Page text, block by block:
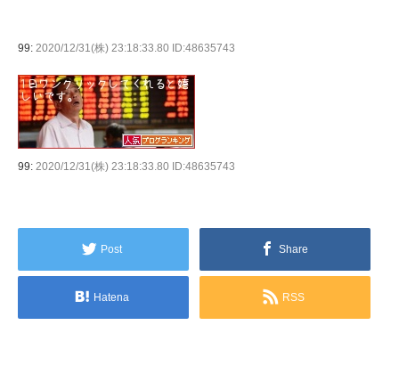
99: 2020/12/31(株) 23:18:33.80 ID:48635743
99: 2020/12/31(株) 23:18:33.80 ID:48635743
Post Share
Hatena RSS